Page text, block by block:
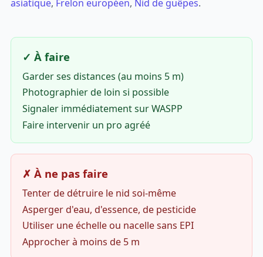
asiatique, Frelon européen, Nid de guêpes.
✓ À faire
Garder ses distances (au moins 5 m)
Photographier de loin si possible
Signaler immédiatement sur WASPP
Faire intervenir un pro agréé
✗ À ne pas faire
Tenter de détruire le nid soi-même
Asperger d'eau, d'essence, de pesticide
Utiliser une échelle ou nacelle sans EPI
Approcher à moins de 5 m